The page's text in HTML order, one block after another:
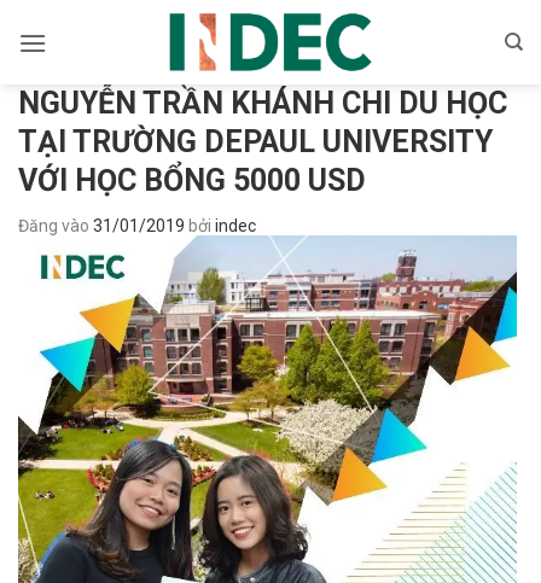
qua
dungNGUYỄN TRẦN KHÁNH CHI DU HỌC
TẠI TRƯỜNG DEPAUL UNIVERSITY
VỚI HỌC BỔNG 5000 USD
Đăng vào 31/01/2019 bởi indec